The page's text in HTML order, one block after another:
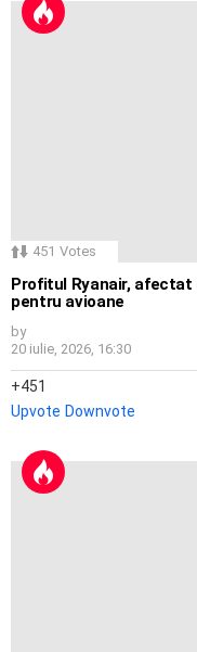
451 Votes
Profitul Ryanair,
pentru avioane
by
20 iulie, 2026, 16:30
451
Upvote Downvote